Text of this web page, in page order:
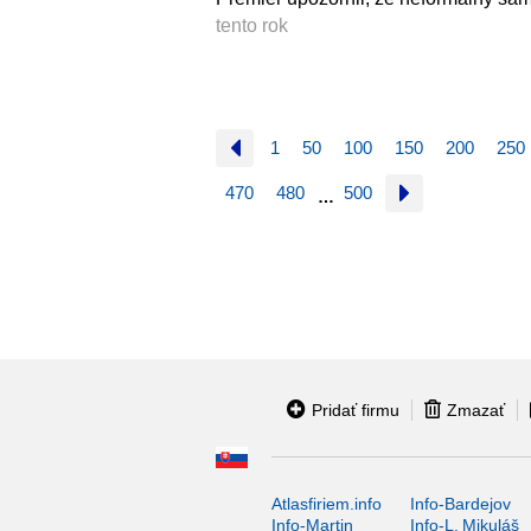
tento rok
1 50 100 150 200 250
470 480 … 500
Pridať firmu Zmazať
Atlasfiriem.info
Info-Bardejov
Info-Martin
Info-L. Mikuláš